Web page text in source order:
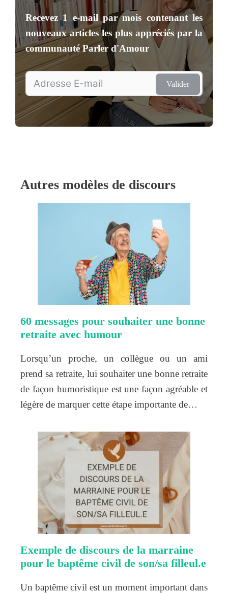
Recevez1 e-mail par mois contenant les
nouveaux articles les plus appréciés par la
communautéParler d'Amour
Valider
Autres modèles de discours
60 messages pour souhaiter une bonne
retraite avec humour
Lorsqu’un proche, un collègue ou un ami
prend sa retraite, lui souhaiter une bonne retraite
de façon humoristique est une façon agréable et
légère de marquer cette étape importante de…
Exemple de discours de la marraine
pour le baptême civil de son/sa filleul.e
Un baptême civil est un moment important dans